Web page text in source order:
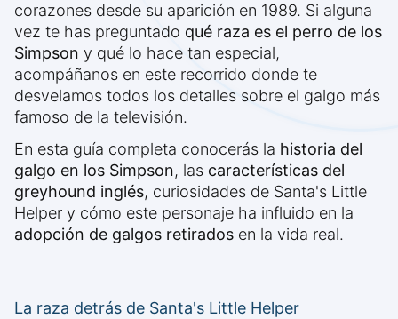
corazones desde su aparición en 1989. Si alguna
vez te has preguntado qué raza es el perro de los
Simpson y qué lo hace tan especial,
acompáñanos en este recorrido donde te
desvelamos todos los detalles sobre el galgo más
famoso de la televisión.
En esta guía completa conocerás la historia del
galgo en los Simpson, las características del
greyhound inglés, curiosidades de Santa's Little
Helper y cómo este personaje ha influido en la
adopción de galgos retirados en la vida real.
La raza detrás de Santa's Little Helper